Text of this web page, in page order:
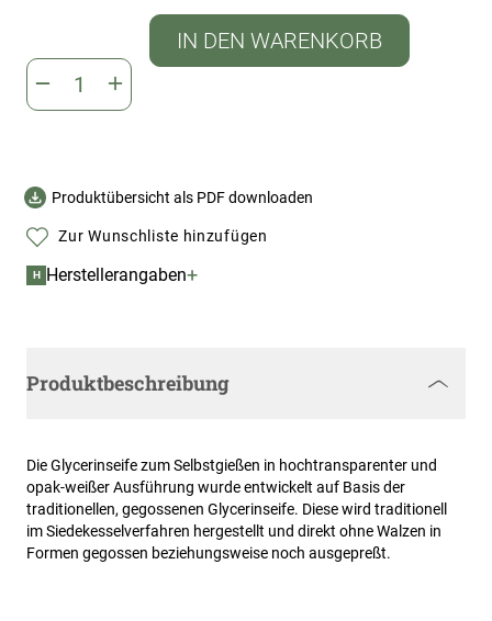
IN DEN WARENKORB
Produktübersicht als PDF downloaden
Zur Wunschliste hinzufügen
H Herstellerangaben+
Produktbeschreibung
Die Glycerinseife zum Selbstgießen in hochtransparenter und
opak-weißer Ausführung wurde entwickelt auf Basis der
traditionellen, gegossenen Glycerinseife. Diese wird traditionell
im Siedekesselverfahren hergestellt und direkt ohne Walzen in
Formen gegossen beziehungsweise noch ausgepreßt.